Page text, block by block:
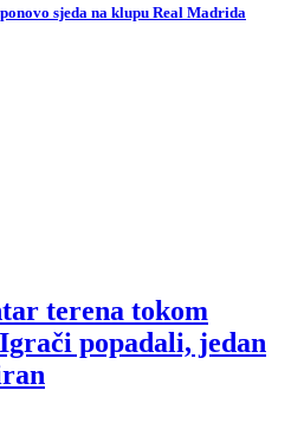
sjeda na klupu Real Madrida
terena tokom
popadali, jedan